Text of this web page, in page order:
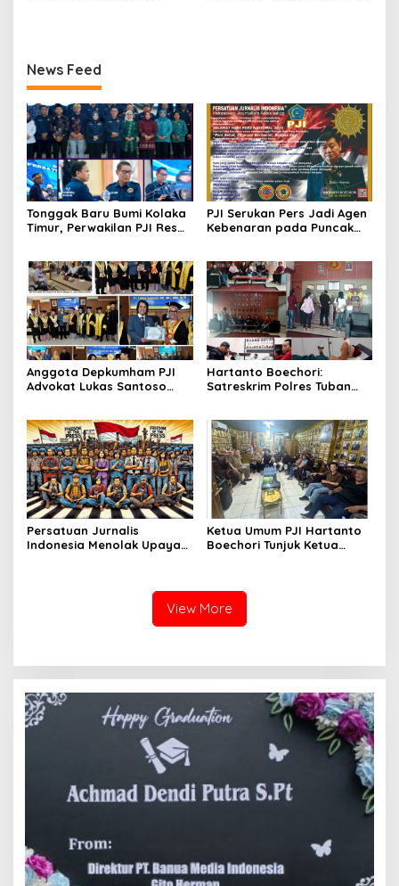
News Feed
Tonggak Baru Bumi Kolaka
Timur, Perwakilan PJI Resmi
PJI Serukan Pers Jadi Agen
Kebenaran pada Puncak
Anggota Depkumham PJI
Advokat Lukas Santoso
Hartanto Boechori:
Satreskrim Polres Tuban
Jurnalis
Persatuan Jurnalis
Indonesia Menolak Upaya
Ketua Umum PJI Hartanto
Boechori Tunjuk Ketua
View More